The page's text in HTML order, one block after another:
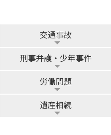
交通事故
刑事弁護・少年事件
労働問題
遺産相続